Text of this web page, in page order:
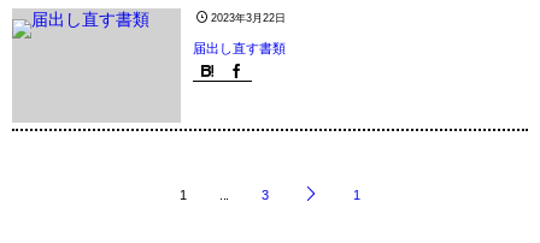
2023年3月22日
届出し直す書類
1 3 1